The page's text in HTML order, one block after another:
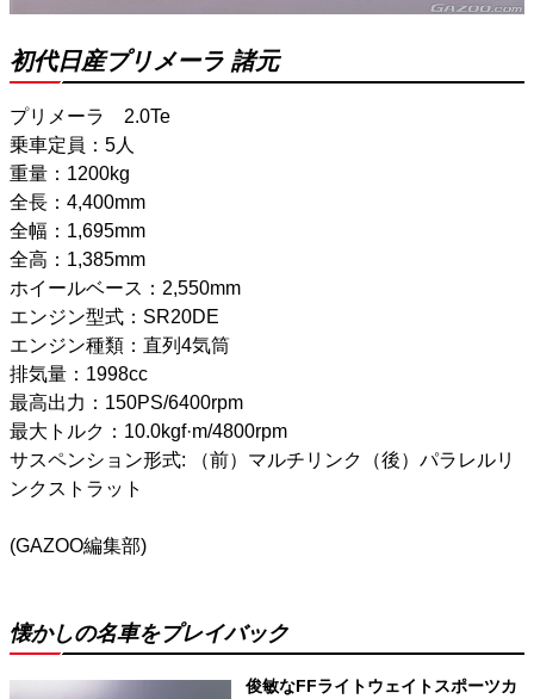
初代日産プリメーラ 諸元
プリメーラ 2.0Te
乗車定員：5人
重量：1200kg
全長：4,400mm
全幅：1,695mm
全高：1,385mm
ホイールベース：2,550mm
エンジン型式：SR20DE
エンジン種類：直列4気筒
排気量：1998cc
最高出力：150PS/6400rpm
最大トルク：10.0kgf·m/4800rpm
サスペンション形式: （前）マルチリンク（後）パラレルリ
ンクストラット
(GAZOO編集部)
懐かしの名車をプレイバック
俊敏なFFライトウェイトスポーツカ